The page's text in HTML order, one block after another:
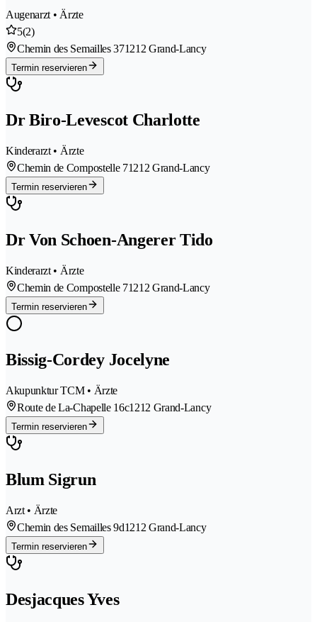
Augenarzt • Ärzte
5(2)
Chemin des Semailles 371212 Grand-Lancy
Termin reservieren
Dr Biro-Levescot Charlotte
Kinderarzt • Ärzte
Chemin de Compostelle 71212 Grand-Lancy
Termin reservieren
Dr Von Schoen-Angerer Tido
Kinderarzt • Ärzte
Chemin de Compostelle 71212 Grand-Lancy
Termin reservieren
Bissig-Cordey Jocelyne
Akupunktur TCM • Ärzte
Route de La-Chapelle 16c1212 Grand-Lancy
Termin reservieren
Blum Sigrun
Arzt • Ärzte
Chemin des Semailles 9d1212 Grand-Lancy
Termin reservieren
Desjacques Yves